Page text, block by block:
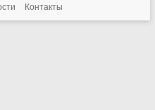
Контакты